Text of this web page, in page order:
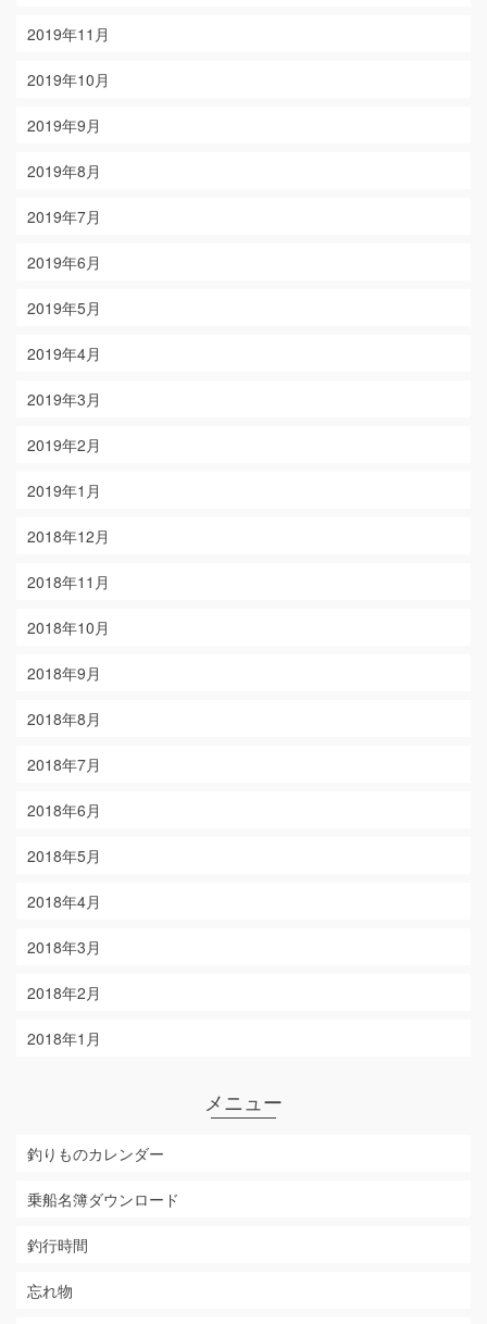
2019年11月
2019年10月
2019年9月
2019年8月
2019年7月
2019年6月
2019年5月
2019年4月
2019年3月
2019年2月
2019年1月
2018年12月
2018年11月
2018年10月
2018年9月
2018年8月
2018年7月
2018年6月
2018年5月
2018年4月
2018年3月
2018年2月
2018年1月
メニュー
釣りものカレンダー
乗船名簿ダウンロード
釣行時間
忘れ物